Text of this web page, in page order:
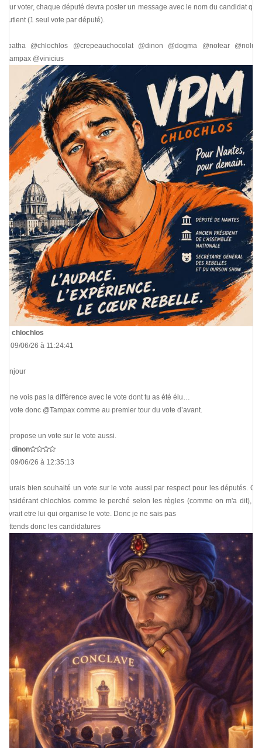
Pour voter, chaque député devra poster un message avec le nom du candidat qu'il
soutient (1 seul vote par député).
@batha @chlochlos @crepeauchocolat @dinon @dogma @nofear @nolulu
@tampax @vinicius
chlochlos
Le 09/06/26 à 11:24:41
Bonjour
Je ne vois pas la différence avec le vote dont tu as été élu…
Je vote donc @Tampax comme au premier tour du vote d’avant.
Je propose un vote sur le vote aussi.
dinon
Le 09/06/26 à 12:35:13
J'aurais bien souhaité un vote sur le vote aussi par respect pour les députés. Ou,
considérant chlochlos comme le perché selon les règles (comme on m'a dit), ça
devrait etre lui qui organise le vote. Donc je ne sais pas
J'attends donc les candidatures